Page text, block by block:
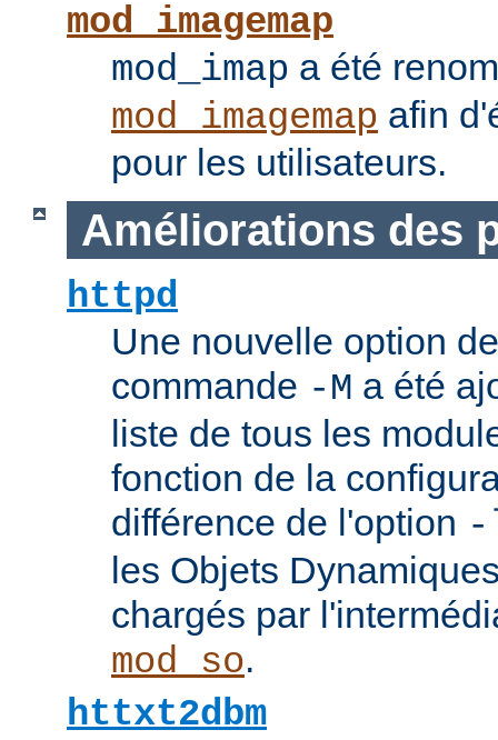
mod_imagemap
mod_imap a été
mod_imagemap afin
pour les utilisateurs.
Améliorations des
httpd
Une nouvelle option
commande -M a été
liste de tous les
fonction de la
différence de l'option
les Objets
chargés par
mod_so.
httxt2dbm